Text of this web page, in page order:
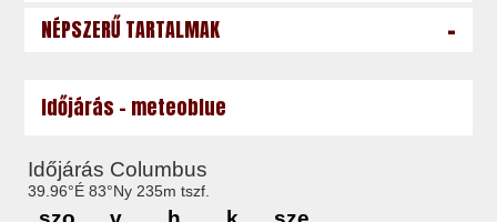
NÉPSZERŰ TARTALMAK -
Időjárás - meteoblue